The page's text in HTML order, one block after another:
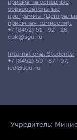
приёма на основные
образовательные
программы
приёмная комиссия):
+7 (8452) 51 - 92 - 26,
cpk@sgu.ru
International Students:
+7 (8452) 50 - 87 - 07,
ied@sgu.ru
Учредитель: